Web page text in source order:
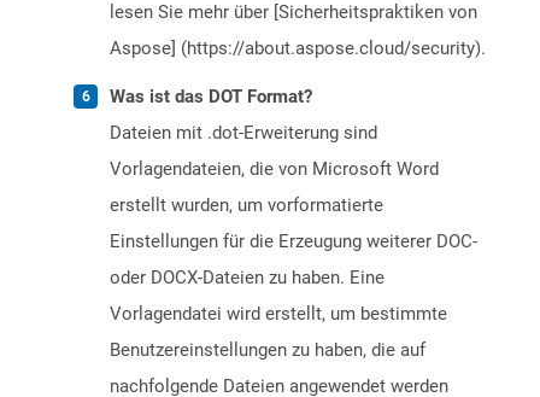
lesen Sie mehr über [Sicherheitspraktiken von
Aspose] (https://about.aspose.cloud/security).
Was ist das DOT Format?
Dateien mit .dot-Erweiterung sind
Vorlagendateien, die von Microsoft Word
erstellt wurden, um vorformatierte
Einstellungen für die Erzeugung weiterer DOC-
oder DOCX-Dateien zu haben. Eine
Vorlagendatei wird erstellt, um bestimmte
Benutzereinstellungen zu haben, die auf
nachfolgende Dateien angewendet werden